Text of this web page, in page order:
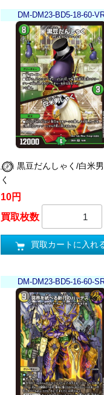
DM-DM23-BD5-18-60-
黒豆だんしゃく/白米
く
10円
買取枚数
買取カートに入れ
DM-DM23-BD5-16-60-